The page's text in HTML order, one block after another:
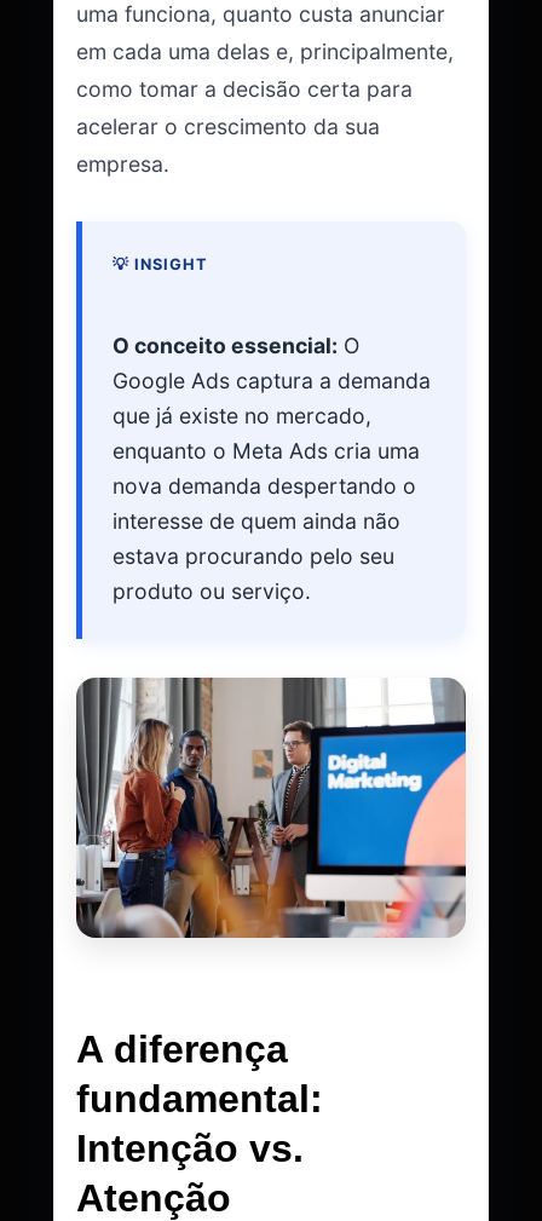
uma funciona, quanto custa anunciar
em cada uma delas e, principalmente,
como tomar a decisão certa para
acelerar o crescimento da sua
empresa.
💡 INSIGHT
O conceito essencial: O
Google Ads captura a demanda
que já existe no mercado,
enquanto o Meta Ads cria uma
nova demanda despertando o
interesse de quem ainda não
estava procurando pelo seu
produto ou serviço.
A diferença
fundamental:
Intenção vs.
Atenção